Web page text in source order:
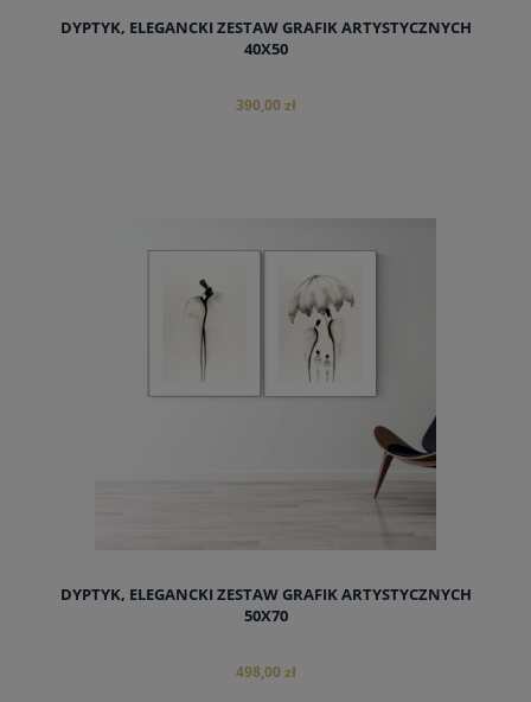
DYPTYK, ELEGANCKI ZESTAW GRAFIK ARTYSTYCZNYCH
40X50
390,00 zł
do koszyka
DYPTYK, ELEGANCKI ZESTAW GRAFIK ARTYSTYCZNYCH
50X70
498,00 zł